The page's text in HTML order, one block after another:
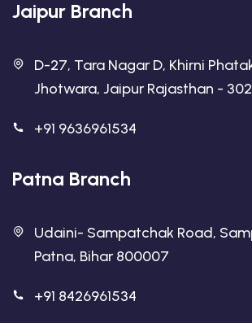
Jaipur Branch
D-27, Tara Nagar D, Khirni
Jhotwara, Jaipur Rajasthan -
+91 9636961534
Patna Branch
Udaini- Sampatchak Road,
Patna, Bihar 800007
+91 8426961534